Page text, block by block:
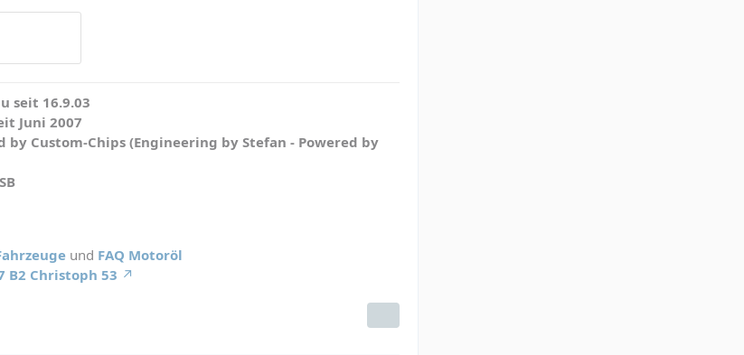
seit 16.9.03
Juni 2007
by Custom-Chips (Engineering by Stefan - Powered by
und FAQ Motoröl
B2 Christoph 53